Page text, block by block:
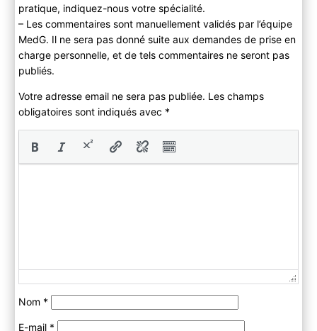
pratique, indiquez-nous votre spécialité.
– Les commentaires sont manuellement validés par l’équipe
MedG. Il ne sera pas donné suite aux demandes de prise en
charge personnelle, et de tels commentaires ne seront pas
publiés.
Votre adresse email ne sera pas publiée. Les champs
obligatoires sont indiqués avec *
Nom *
E-mail *